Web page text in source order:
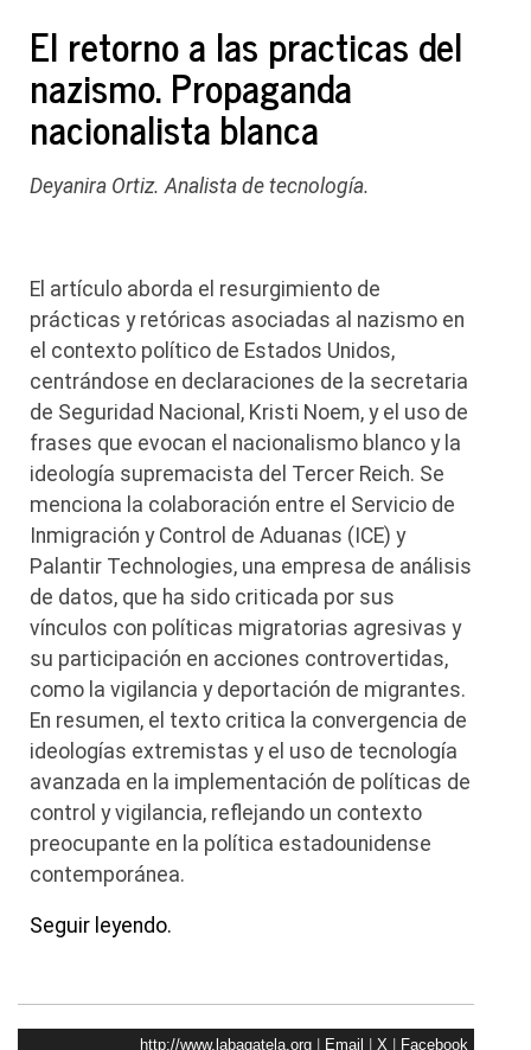
El retorno a las practicas del
nazismo. Propaganda
nacionalista blanca
Deyanira Ortiz. Analista de tecnología.
El artículo aborda el resurgimiento de
prácticas y retóricas asociadas al nazismo en
el contexto político de Estados Unidos,
centrándose en declaraciones de la secretaria
de Seguridad Nacional, Kristi Noem, y el uso de
frases que evocan el nacionalismo blanco y la
ideología supremacista del Tercer Reich. Se
menciona la colaboración entre el Servicio de
Inmigración y Control de Aduanas (ICE) y
Palantir Technologies, una empresa de análisis
de datos, que ha sido criticada por sus
vínculos con políticas migratorias agresivas y
su participación en acciones controvertidas,
como la vigilancia y deportación de migrantes.
En resumen, el texto critica la convergencia de
ideologías extremistas y el uso de tecnología
avanzada en la implementación de políticas de
control y vigilancia, reflejando un contexto
preocupante en la política estadounidense
contemporánea.
Seguir leyendo.
http://www.labagatela.org| Email X Facebook